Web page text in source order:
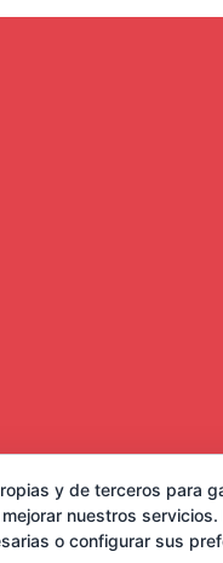
y de terceros para
nuestros
o configurar sus